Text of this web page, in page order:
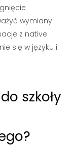
wymiany
z native
się w języku i
szkoły